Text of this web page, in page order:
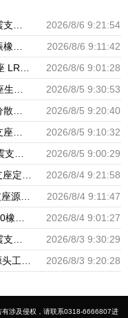
铅芯橡胶隔震支座源头工厂 建筑楼梯隔震支座生产厂家 高楼隔震支座
2026/8/6 9:21:54
LNR水平力分散型橡胶隔震支座厂家 减振橡胶隔震支座 LRB铅芯支座什么价格
2026/8/6 9:11:42
建筑橡胶支座 HDR型高阻尼隔震橡胶支座 LRB1200支座
2026/8/6 9:01:28
LNR1100天然橡胶支座厂家 HDR700支座生产厂家 建筑分散力型隔震支座源头工厂
2026/8/5 9:30:53
建筑二型隔震支座源头工厂 LNR水平力分散力型橡胶隔震支座 摩擦摆球型减隔震支座源头工厂
2026/8/5 9:20:40
组合隔震支座多少钱 建筑结构橡胶隔震支座源头工厂 LNR系列隔震支座厂家
2026/8/5 9:10:32
LRB1100隔震支座生产厂家 建筑橡胶隔震支座LNR700生产厂家 隔震橡胶支座的价格
2026/8/5 9:00:29
建筑隔震支座LRB和LNR 建筑橡胶隔震支座定做厂家 LNR1200橡胶隔震支座什么价格
2026/8/4 9:21:58
隔震支座D800生产厂家 HDR1100隔震支座源头工厂 阻尼隔震橡胶支座厂家电话
2026/8/4 9:11:47
建筑港珠澳减隔震支座源头工厂 LRB1500橡胶隔震支座 铅芯隔震支座生产厂家
2026/8/4 9:01:27
天然橡胶隔震支座源头工厂 LNR橡胶隔震支座800生产厂家 橡胶型隔震支座源头工厂
2026/8/3 9:30:29
隔震支座哪里好 HDR800橡胶隔震支座源头工厂 超高阻尼减隔震支座生产厂家
2026/8/3 9:20:28
有涉及侵权，请联系0318-6666807进